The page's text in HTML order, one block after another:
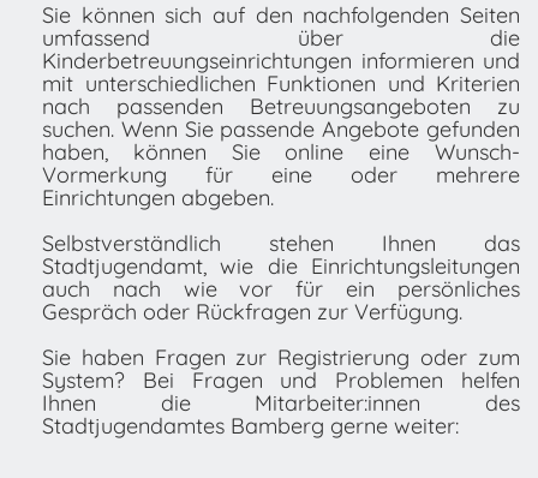
Sie können sich auf den nachfolgenden Seiten
umfassend über die
Kinderbetreuungseinrichtungen informieren und
mit unterschiedlichen Funktionen und Kriterien
nach passenden Betreuungsangeboten zu
suchen. Wenn Sie passende Angebote gefunden
haben, können Sie online eine Wunsch-
Vormerkung für eine oder mehrere
Einrichtungen abgeben.
Selbstverständlich stehen Ihnen das
Stadtjugendamt, wie die Einrichtungsleitungen
auch nach wie vor für ein persönliches
Gespräch oder Rückfragen zur Verfügung.
Sie haben Fragen zur Registrierung oder zum
System? Bei Fragen und Problemen helfen
Ihnen die Mitarbeiter:innen des
Stadtjugendamtes Bamberg gerne weiter: